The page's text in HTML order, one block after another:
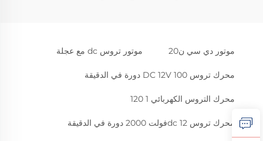
موتور دي سي ن20 موتور تروس dc مع عجلة
محرك تروس DC 12V 100 دورة في الدقيقة
محرك التروس الكهربائي 1 120
محرك تروس dc 12فولت 2000 دورة في الدقيقة